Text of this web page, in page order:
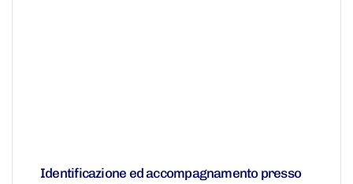
Identificazione ed accompagnamento presso